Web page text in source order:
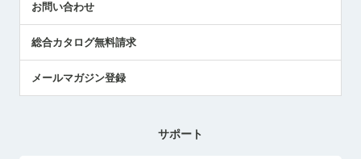
お問い合わせ
総合カタログ無料請求
メールマガジン登録
サポート